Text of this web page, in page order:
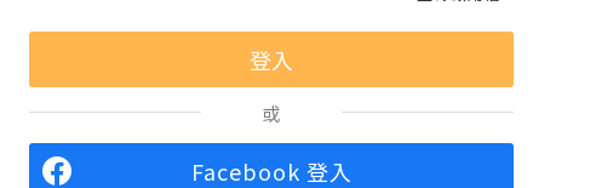
或
Facebook 登入